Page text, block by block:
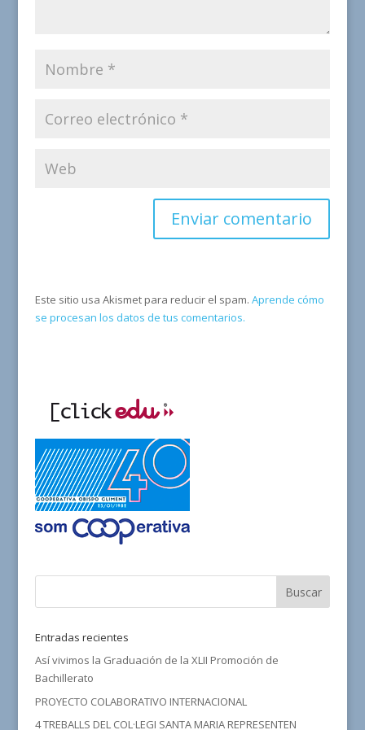
Este sitio usa Akismet para reducir el spam. Aprende cómo
se procesan los datos de tus comentarios.
Entradas recientes
Así vivimos la Graduación de la XLII Promoción de
Bachillerato
PROYECTO COLABORATIVO INTERNACIONAL
4 TREBALLS DEL COL·LEGI SANTA MARIA REPRESENTEN